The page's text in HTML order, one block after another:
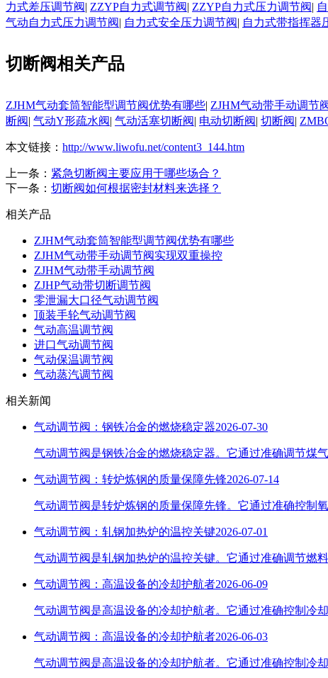
力式差压调节阀| ZZYP自力式调节阀| ZZYP自力式压力调节阀|
气动自力式压力调节阀| 自力式安全压力调节阀| 自力式带指挥器
切断阀相关产品
ZJHM气动套筒智能型调节阀优势有哪些| ZJHM气动带手动调节
断阀| 气动Y形疏水阀| 气动活塞切断阀| 电动切断阀| 切断阀|
本文链接： http://www.liwofu.net/content3_144.htm
上一条： 紧急切断阀主要应用于哪些场合？
下一条： 切断阀如何根据密封材料来选择？
相关产品
ZJHM气动套筒智能型调节阀优势有哪些
ZJHM气动带手动调节阀实现双重操控
ZJHM气动带手动调节阀
ZJHP气动带切断调节阀
零泄漏大口径气动调节阀
顶装手轮气动调节阀
气动高温调节阀
进口气动调节阀
气动保温调节阀
气动蒸汽调节阀
相关新闻
气动调节阀：钢铁冶金的燃烧稳定器2026-07-30
气动调节阀是钢铁冶金的燃烧稳定器。它通过准确调节
气动调节阀：转炉炼钢的质量保障先锋2026-07-14
气动调节阀是转炉炼钢的质量保障先锋。它通过准确控
气动调节阀：轧钢加热炉的温控关键2026-07-01
气动调节阀是轧钢加热炉的温控关键。它通过准确调节
气动调节阀：高温设备的冷却护航者2026-06-09
气动调节阀是高温设备的冷却护航者。它通过准确控制
气动调节阀：高温设备的冷却护航者2026-06-03
气动调节阀是高温设备的冷却护航者。它通过准确控制